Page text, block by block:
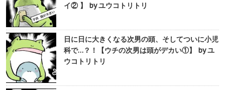
イ② 】 by ユウコトリトリ
日に日に大きくなる次男の頭、そしてついに小児
科で…？！【ウチの次男は頭がデカい①】 by ユ
ウコトリトリ